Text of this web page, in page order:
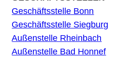
Geschäftsstelle Bonn
Geschäftsstelle Siegburg
Außenstelle Rheinbach
Außenstelle Bad Honnef